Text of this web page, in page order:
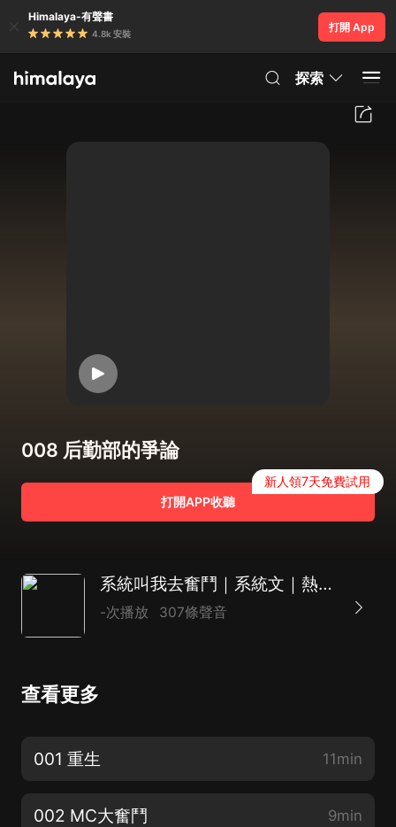
Himalaya-有聲書
4.8k 安裝
打開 App
探索
008 后勤部的爭論
打開APP收聽
新人領7天免費試用
系統叫我去奮鬥｜系統文｜熱血｜玄幻｜草原一明
-次播放 307條聲音
查看更多
001 重生 11min
002 MC大奮鬥 9min